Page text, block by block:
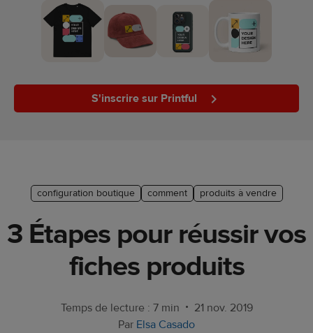
Dates e-
commerce
du
débutant
S'inscrire sur Printful
configuration boutique comment produits à vendre
3 Étapes pour réussir vos
fiches produits
Temps de lecture : 7 min • 21 nov. 2019
Par Elsa Casado